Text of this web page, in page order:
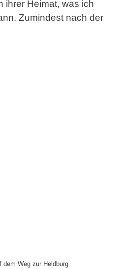
ihrer Heimat, was ich
Zumindest nach der
dem Weg zur Heldburg